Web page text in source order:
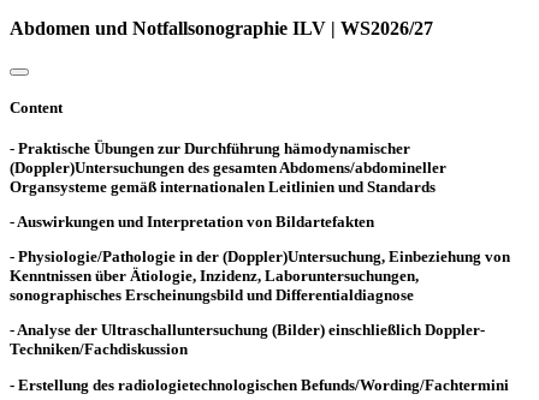
Abdomen und Notfallsonographie ILV | WS2026/27
Content
- Praktische Übungen zur Durchführung hämodynamischer
(Doppler)Untersuchungen des gesamten Abdomens/abdomineller
Organsysteme gemäß internationalen Leitlinien und Standards
- Auswirkungen und Interpretation von Bildartefakten
- Physiologie/Pathologie in der (Doppler)Untersuchung, Einbeziehung von
Kenntnissen über Ätiologie, Inzidenz, Laboruntersuchungen,
sonographisches Erscheinungsbild und Differentialdiagnose
- Analyse der Ultraschalluntersuchung (Bilder) einschließlich Doppler-
Techniken/Fachdiskussion
- Erstellung des radiologietechnologischen Befunds/Wording/Fachtermini